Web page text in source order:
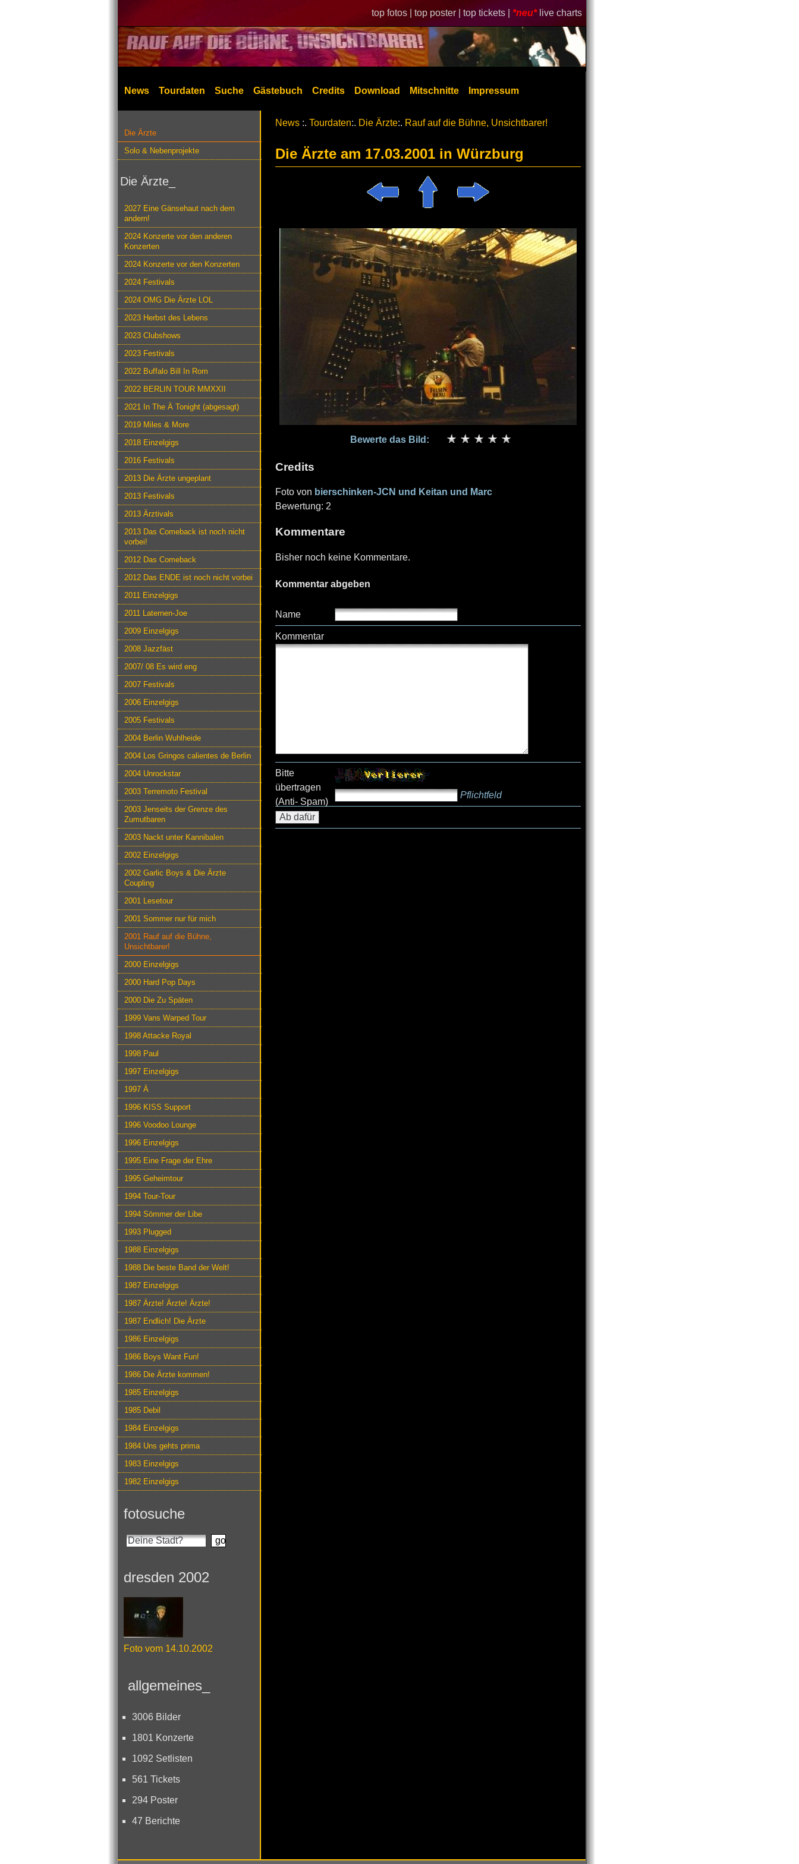
top fotos | top poster | top tickets | *neu* live charts
News Tourdaten Suche Gästebuch Credits Download Mitschnitte Impressum
Die Ärzte
Solo & Nebenprojekte
Die Ärzte_
2027 Eine Gänsehaut nach dem
andern!
2024 Konzerte vor den anderen
Konzerten
2024 Konzerte vor den Konzerten
2024 Festivals
2024 OMG Die Ärzte LOL
2023 Herbst des Lebens
2023 Clubshows
2023 Festivals
2022 Buffalo Bill In Rom
2022 BERLIN TOUR MMXXII
2021 In The Ä Tonight (abgesagt)
2019 Miles & More
2018 Einzelgigs
2016 Festivals
2013 Die Ärzte ungeplant
2013 Festivals
2013 Ärztivals
2013 Das Comeback ist noch nicht
vorbei!
2012 Das Comeback
2012 Das ENDE ist noch nicht vorbei
2011 Einzelgigs
2011 Laternen-Joe
2009 Einzelgigs
2008 Jazzfäst
2007/ 08 Es wird eng
2007 Festivals
2006 Einzelgigs
2005 Festivals
2004 Berlin Wuhlheide
2004 Los Gringos calientes de Berlin
2004 Unrockstar
2003 Terremoto Festival
2003 Jenseits der Grenze des
Zumutbaren
2003 Nackt unter Kannibalen
2002 Einzelgigs
2002 Garlic Boys & Die Ärzte
Coupling
2001 Lesetour
2001 Sommer nur für mich
2001 Rauf auf die Bühne,
Unsichtbarer!
2000 Einzelgigs
2000 Hard Pop Days
2000 Die Zu Späten
1999 Vans Warped Tour
1998 Attacke Royal
1998 Paul
1997 Einzelgigs
1997 Ä
1996 KISS Support
1996 Voodoo Lounge
1996 Einzelgigs
1995 Eine Frage der Ehre
1995 Geheimtour
1994 Tour-Tour
1994 Sömmer der Libe
1993 Plugged
1988 Einzelgigs
1988 Die beste Band der Welt!
1987 Einzelgigs
1987 Ärzte! Ärzte! Ärzte!
1987 Endlich! Die Ärzte
1986 Einzelgigs
1986 Boys Want Fun!
1986 Die Ärzte kommen!
1985 Einzelgigs
1985 Debil
1984 Einzelgigs
1984 Uns gehts prima
1983 Einzelgigs
1982 Einzelgigs
fotosuche
dresden 2002
Foto vom 14.10.2002
allgemeines_
3006 Bilder
1801 Konzerte
1092 Setlisten
561 Tickets
294 Poster
47 Berichte
News :. Tourdaten:. Die Ärzte:. Rauf auf die Bühne, Unsichtbarer!
Die Ärzte am 17.03.2001 in Würzburg
Bewerte das Bild:
Credits
Foto von bierschinken-JCN und Keitan und Marc
Bewertung: 2
Kommentare
Bisher noch keine Kommentare.
Kommentar abgeben
Name
Kommentar
Bitte
übertragen
(Anti- Spam)
Pflichtfeld